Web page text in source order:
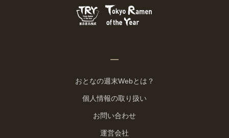
おとなの週末Webとは？
個人情報の取り扱い
お問い合わせ
運営会社